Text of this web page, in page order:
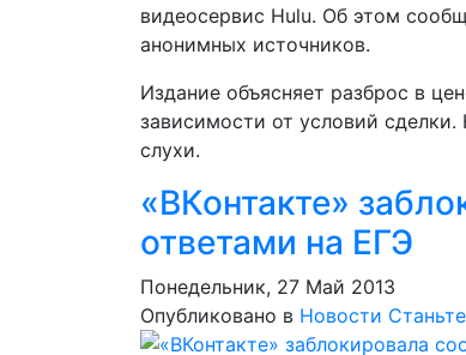
видеосервис Hulu. Об этом
анонимных источников.
Издание объясняет разброс в
зависимости от условий
слухи.
«ВКонтакте»
ответами на ЕГЭ
Понедельник, 27 Май 2013
Опубликовано в Новости